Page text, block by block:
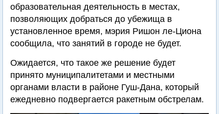
образовательная деятельность в местах,
позволяющих добраться до убежища в
установленное время, мэрия Ришон ле-Циона
сообщила, что занятий в городе не будет.
Ожидается, что такое же решение будет
принято муниципалитетами и местными
органами власти в районе Гуш-Дана, который
ежедневно подвергается ракетным обстрелам.